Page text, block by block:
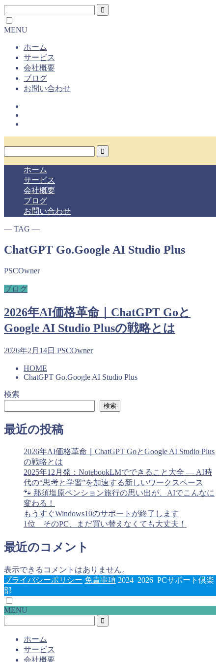
MENU
ホーム
サービス
会社概要
ブログ
お問い合わせ
ホーム
サービス
会社概要
ブログ
お問い合わせ
― TAG ―
ChatGPT Go.Google AI Studio Plus
PSCOwner
ブログ
2026年AI価格革命｜ChatGPT Goと
Google AI Studio Plusの戦略とは
2026年2月14日 PSCOwner
HOME
ChatGPT Go.Google AI Studio Plus
検索
検索
最近の投稿
2026年AI価格革命｜ChatGPT GoとGoogle AI Studio Plus
の戦略とは
2025年12月発：NotebookLMでできること大全 ― AI時
代の“思考と学習”を加速する新しいワークスペース
🐾 那須塩原ペンション旅行の思い出が、AIでこんなに
変わる！
もうすぐWindows10のサポートが終了します
1位 そのPC、まだ買い替えなくても大丈夫！
最近のコメント
表示できるコメントはありません。
プライバシーポリシー 免責事項 2024–2026 PCサポート倶楽
部
MENU
ホーム
サービス
会社概要